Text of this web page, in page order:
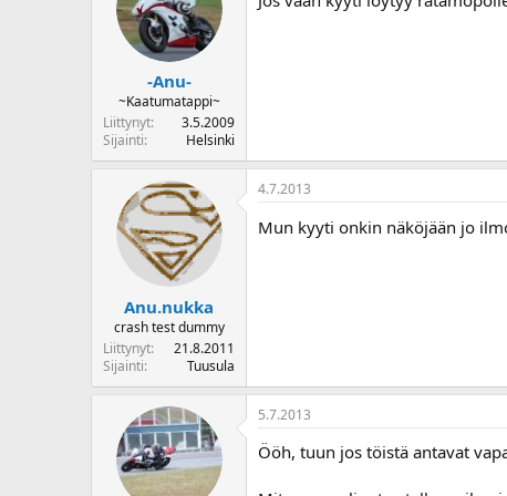
-Anu-
~Kaatumatappi~
Liittynyt
3.5.2009
Sijainti
Helsinki
Anu.nukka
crash test dummy
Liittynyt
21.8.2011
Sijainti
Tuusula
4.7.2013
Mun kyyti onkin näköjään jo
5.7.2013
Ööh, tuun jos töistä antavat